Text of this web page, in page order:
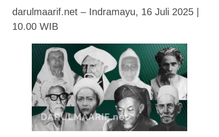
darulmaarif.net – Indramayu, 16 Juli 2025 |
10.00 WIB